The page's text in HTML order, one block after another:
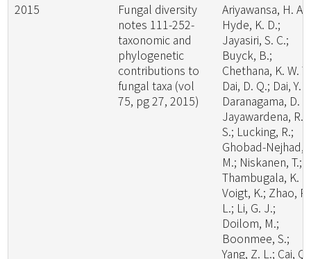
2015
Fungal diversity
notes 111-252-
taxonomic and
phylogenetic
contributions to
fungal taxa (vol
75, pg 27, 2015)
Ariyawansa, H. A.;
Hyde, K. D.;
Jayasiri, S. C.;
Buyck, B.;
Chethana, K. W.
Dai, D. Q.; Dai, Y.
Daranagama, D.
Jayawardena, R.
S.; Lucking, R.;
Ghobad-Nejhad,
M.; Niskanen, T.;
Thambugala, K.
Voigt, K.; Zhao, R.
L.; Li, G. J.;
Doilom, M.;
Boonmee, S.;
Yang, Z. L.; Cai,